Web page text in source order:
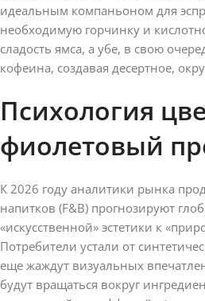
идеальным компаньоном для
необходимую горчинку и
сладость ямса, а убе, в свою
кофеина, создавая десертное,
Психология
фиолетовый
К 2026 году аналитики рынка
напитков (F&B) прогнозируют
«искусственной» эстетики к
Потребители устали от
еще жаждут визуальных
будут вращаться вокруг